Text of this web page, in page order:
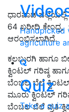
Handpicked
agriculture
Quiz
Take a quiz
ಧಾರವಾಡ ಜಿಲ್ಲೆಯಲ್ಲಿ
64 ಖರೀದಿ ಕೇಂದ್ರ,
ಆರಂಭಿಸಲಾಗಿದೆ.
ಕಲಬುರಗಿ ಹಾಗೂ
ಕ್ವಿಂಟಲ್ ಗರಿಷ್ಠ
ಬೆಂಬಲ ಬೆಲೆ
ಮೂರು ಕ್ವಿಂಟಲ್
ಬೆಂಬಲ ಬೆಲೆ ಪ್ರತಿ